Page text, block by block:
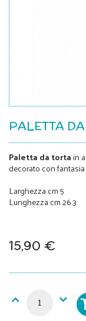
PALETTA
Paletta da tortain
decorato con
Larghezza cm 5
Lunghezza cm 26.3
15,90 €